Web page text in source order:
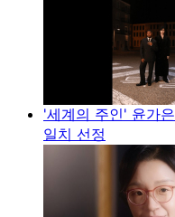
'세계의 주인' 윤가
일치 선정